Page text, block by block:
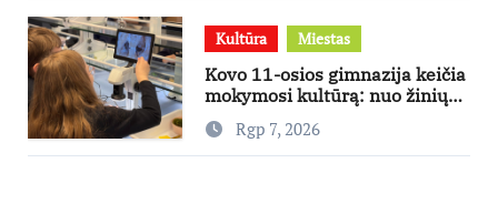
Kultūra Miestas
Kovo 11-osios gimnazija keičia
mokymosi kultūrą: nuo žinių
kaupimo – prie jų supratimo ir
taikymo
Rgp 7, 2026